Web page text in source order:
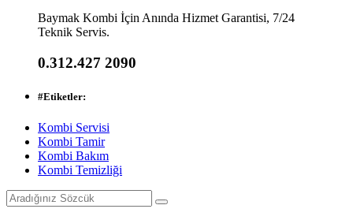
Baymak Kombi İçin Anında Hizmet Garantisi, 7/24
Teknik Servis.
0.312.427 2090
#Etiketler:
Kombi Servisi
Kombi Tamir
Kombi Bakım
Kombi Temizliği